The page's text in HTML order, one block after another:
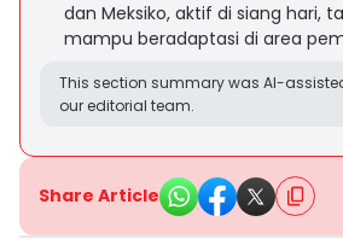
dan Meksiko, aktif di siang hari,
mampu beradaptasi di area
This section summary was AI-
our editorial team.
Share Article